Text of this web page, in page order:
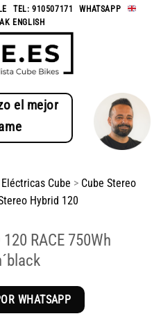
TEL: 910507171 -WHATSAPP
ENGLISH
el mejor
Cube > Cube Stereo
Hybrid 120
120 RACE 750Wh
WHATSAPP